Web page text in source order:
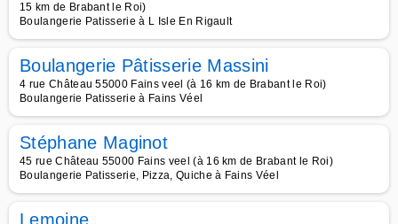
15 km de Brabant le Roi)
Boulangerie Patisserie à L Isle En Rigault
Boulangerie Pâtisserie Massini
4 rue Château 55000 Fains veel (à 16 km de Brabant le Roi)
Boulangerie Patisserie à Fains Véel
Stéphane Maginot
45 rue Château 55000 Fains veel (à 16 km de Brabant le Roi)
Boulangerie Patisserie, Pizza, Quiche à Fains Véel
Lemoine